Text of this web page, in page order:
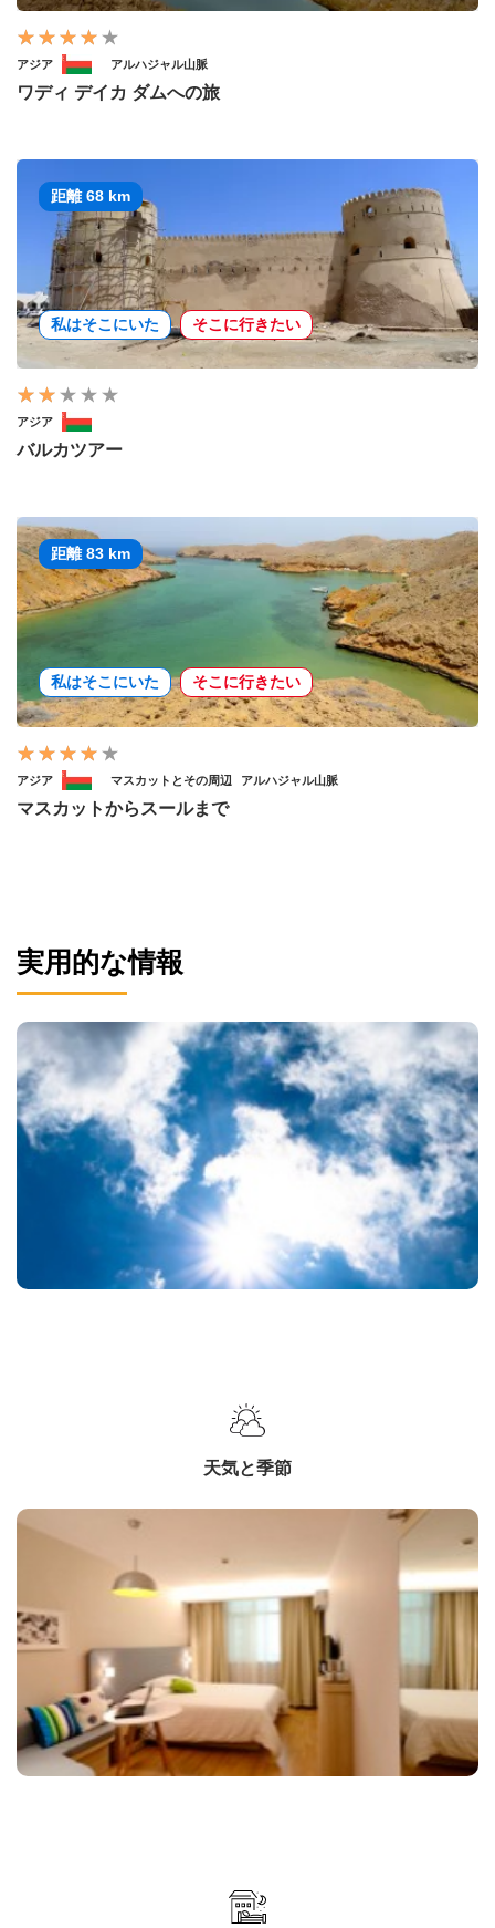
アジア アルハジャル山脈
ワディ デイカ ダムへの旅
距離 68 km
私はそこにいた そこに行きたい
アジア
バルカツアー
距離 83 km
私はそこにいた そこに行きたい
アジア マスカットとその周辺 アルハジャル山脈
マスカットからスールまで
実用的な情報
天気と季節